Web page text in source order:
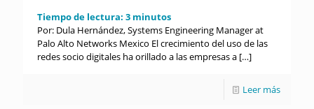
Tiempo de lectura: 3 minutos
Por: Dula Hernández, Systems Engineering Manager at
Palo Alto Networks Mexico El crecimiento del uso de las
redes socio digitales ha orillado a las empresas a […]
Leer más